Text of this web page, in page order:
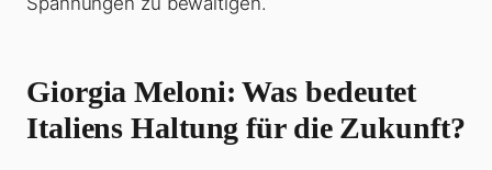
Giorgia Meloni: Was bedeutet
Italiens Haltung für die Zukunft?